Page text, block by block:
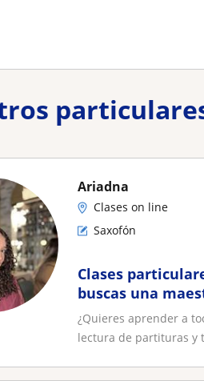
Ariadna
Clases on line
Saxofón
Clases
buscas una
correcto y para
¿Quieres aprender a
lectura de partituras y